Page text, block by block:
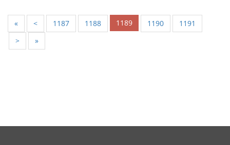
« < 1187 1188 1189 1190
1191
>
»